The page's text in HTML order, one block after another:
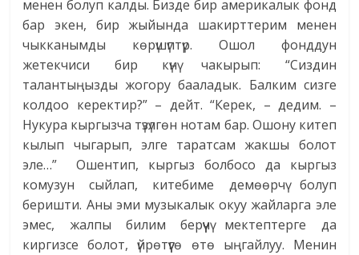
менен болуп калды. Бизде бир америкалык фонд
бар экен, бир жыйында шакирттерим менен
чыкканымды көрү­шүптүр. Ошол фонддун
жетекчиси бир күнү чакырып: “Сиздин
талантыңызды жогору бааладык. Балким сизге
колдоо керектир?” – дейт. “Керек, – дедим. –
Нукура кыргызча түзүлгөн нотам бар. Ошону китеп
кылып чыгарып, элге таратсам жакшы болот
эле…” Ошентип, кыргыз болбосо да кыргыз
комузун сыйлап, китебиме демөөрчү болуп
беришти. Аны эми музыкалык окуу жайларга эле
эмес, жалпы билим берүүчү мектептерге да
киргизсе болот, үйрөтүүгө өтө ыңгайлуу. Менин